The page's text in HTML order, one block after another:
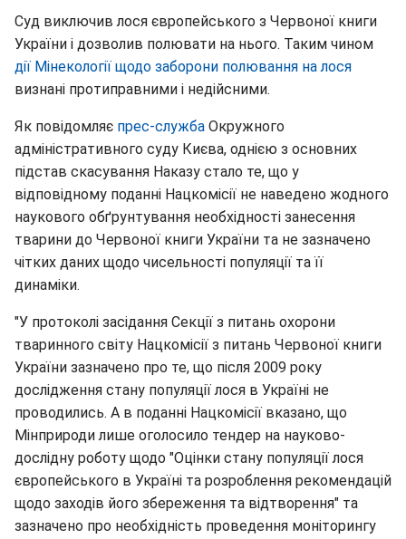
Суд виключив лося європейського з Червоної книги
України і дозволив полювати на нього. Таким чином
дії Мінекології щодо заборони полювання на лося
визнані протиправними і недійсними.
Як повідомляє прес-служба Окружного
адміністративного суду Києва, однією з основних
підстав скасування Наказу стало те, що у
відповідному поданні Нацкомісії не наведено жодного
наукового обґрунтування необхідності занесення
тварини до Червоної книги України та не зазначено
чітких даних щодо чисельності популяції та її
динаміки.
"У протоколі засідання Секції з питань охорони
тваринного світу Нацкомісії з питань Червоної книги
України зазначено про те, що після 2009 року
дослідження стану популяції лося в Україні не
проводились. А в поданні Нацкомісії вказано, що
Мінприроди лише оголосило тендер на науково-
дослідну роботу щодо "Оцінки стану популяції лося
європейського в Україні та розроблення рекомендацій
щодо заходів його збереження та відтворення" та
зазначено про необхідність проведення моніторингу